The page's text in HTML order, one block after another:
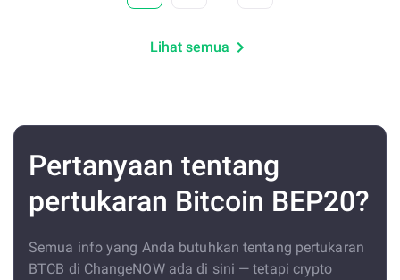
Lihat semua
Pertanyaan tentang
pertukaran Bitcoin BEP20?
Semua info yang Anda butuhkan tentang pertukaran
BTCB di ChangeNOW ada di sini — tetapi crypto